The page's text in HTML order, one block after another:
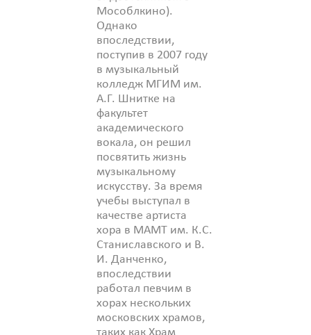
Мособлкино).
Однако
впоследствии,
поступив в 2007 году
в музыкальный
колледж МГИМ им.
А.Г. Шнитке на
факультет
академического
вокала, он решил
посвятить жизнь
музыкальному
искусству. За время
учебы выступал в
качестве артиста
хора в МАМТ им. К.С.
Станиславского и В.
И. Данченко,
впоследствии
работал певчим в
хорах нескольких
московских храмов,